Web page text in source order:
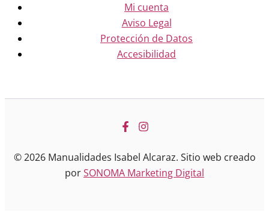
Mi cuenta
Aviso Legal
Protección de Datos
Accesibilidad
© 2026 Manualidades Isabel Alcaraz. Sitio web creado
porSONOMA Marketing Digital